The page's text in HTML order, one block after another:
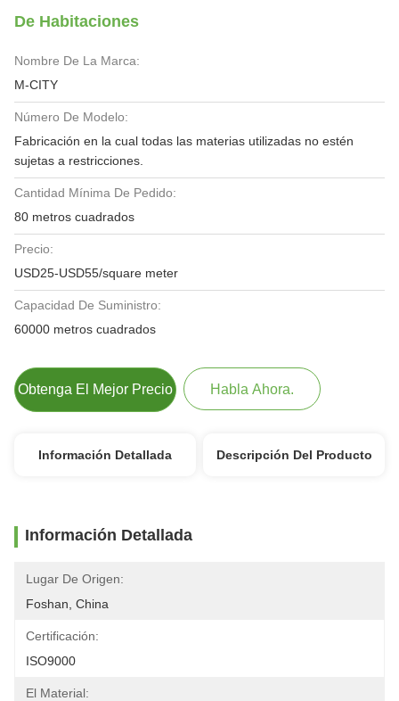
De Habitaciones
Nombre De La Marca:
M-CITY
Número De Modelo:
Fabricación en la cual todas las materias utilizadas no estén
sujetas a restricciones.
Cantidad Mínima De Pedido:
80 metros cuadrados
Precio:
USD25-USD55/square meter
Capacidad De Suministro:
60000 metros cuadrados
Obtenga El Mejor Precio Habla Ahora.
Información Detallada Descripción Del Producto
Información Detallada
Lugar De Origen:
Foshan, China
Certificación:
ISO9000
El Material: